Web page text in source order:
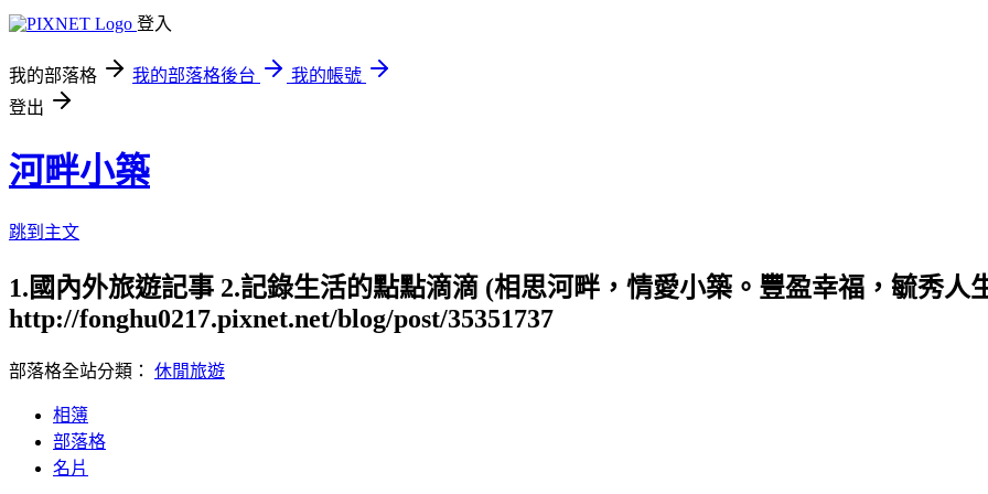
登入
我的部落格 我的部落格後台
我的帳號
登出
河畔小築
跳到主文
1.國內外旅遊記事 2.記錄生活的點點滴滴 (相思河畔，情愛小築。豐盈幸福，毓秀人
http://fonghu0217.pixnet.net/blog/post/35351737
部落格全站分類： 休閒旅遊
相簿
部落格
名片